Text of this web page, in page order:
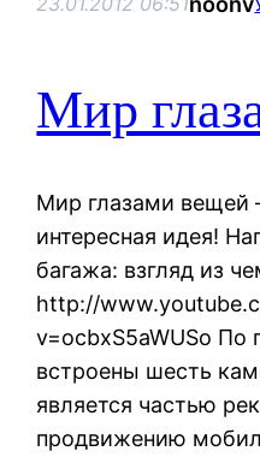
Мир
Мир глазами вещей
интересная идея!
багажа: взгляд из
http://
v=ocbxS5aWUSo По
встроены шесть
является частью
продвижению